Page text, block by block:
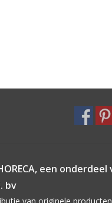
een onderdeel
bv